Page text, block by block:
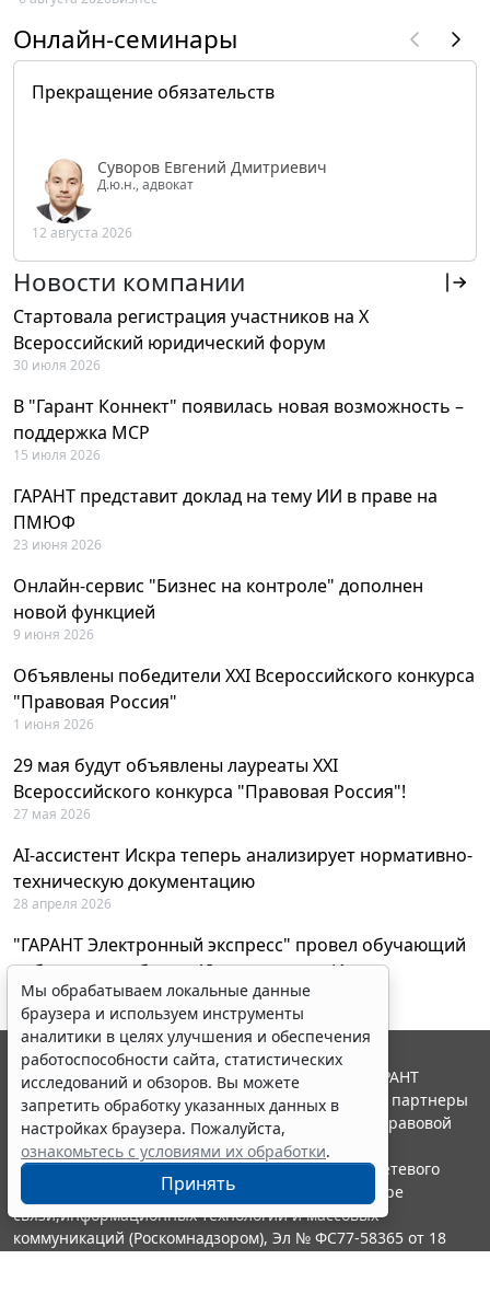
Онлайн-семинары
Прекращение обязательств
Суворов Евгений Дмитриевич
Д.ю.н., адвокат
12 августа 2026
Новости компании
Стартовала регистрация участников на X
Всероссийский юридический форум
30 июля 2026
В "Гарант Коннект" появилась новая возможность –
поддержка MCP
15 июля 2026
ГАРАНТ представит доклад на тему ИИ в праве на
ПМЮФ
23 июня 2026
Онлайн-сервис "Бизнес на контроле" дополнен
новой функцией
9 июня 2026
Объявлены победители XXI Всероссийского конкурса
"Правовая Россия"
1 июня 2026
29 мая будут объявлены лауреаты XXI
Всероссийского конкурса "Правовая Россия"!
27 мая 2026
AI-ассистент Искра теперь анализирует нормативно-
техническую документацию
28 апреля 2026
"ГАРАНТ Электронный экспресс" провел обучающий
вебинар по работе с AI-ассистентом Искра
23 апреля 2026
Мы обрабатываем локальные данные
браузера и используем инструменты
аналитики в целях улучшения и обеспечения
работоспособности сайта, статистических
исследований и обзоров. Вы можете
запретить обработку указанных данных в
настройках браузера. Пожалуйста,
ознакомьтесь с условиями их обработки.
Принять
© ООО "НПП "ГАРАНТ-СЕРВИС", 2026. Система ГАРАНТ
выпускается с 1990 года. Компания "Гарант" и ее партнеры
являются участниками Российской ассоциации правовой
информации ГАРАНТ.
Портал ГАРАНТ.РУ зарегистрирован в качестве сетевого
издания Федеральной службой по надзору в сфере
связи,информационных технологий и массовых
коммуникаций (Роскомнадзором), Эл № ФС77-58365 от 18